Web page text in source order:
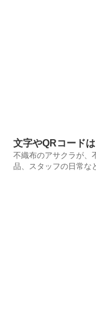
文字やQRコード
不織布のアサクラが、
品、スタッフの日常な